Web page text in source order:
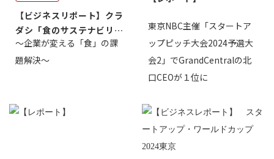
【ビジネスリポート】クラ
ダシ「食のサステナビリテ
ィ共創・協働...
～企業が変える「食」の課
題解決～
東京NBC主催「スタートア
ップピッチ大会2024予選大
会2」でGrandCentralの北
口CEOが１位に